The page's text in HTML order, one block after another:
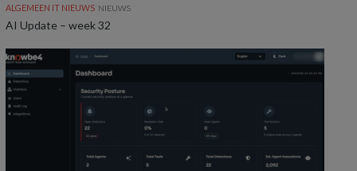
ALGEMEEN IT NIEUWS NIEUWS
AI Update – week 32